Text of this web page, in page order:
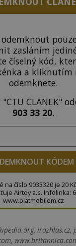
zasláním jediné
číselný kód,
a kliknutím
odemknete.
CLANEK"
903 33 20.
KÓDEM
na číslo 9033320 je 20
Airtoy a.s. Infolinka:
www.platmobilem.cz
irozhlas.cz,